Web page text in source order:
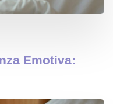
Emotiva: